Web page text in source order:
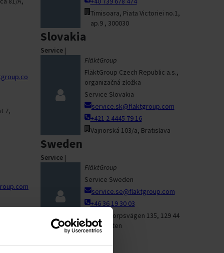
7,
Timisoara, Piata Victoriei no.1,
ap.9 , 300030
Slovakia
Service|
FläktGroup
FläktGroup Czech Republic a.s.,
organizačná zložka
Service Slovakia
service.sk@flaktgroup.com
+421 2 4445 79 16
Vajnorská 103/a, Bratislava
Sweden
Service|
FläktGroup
Service Sweden
service.se@flaktgroup.com
+46 36 19 30 03
Västertorpsvägen 135, 129 44
Hägersten
Turkey